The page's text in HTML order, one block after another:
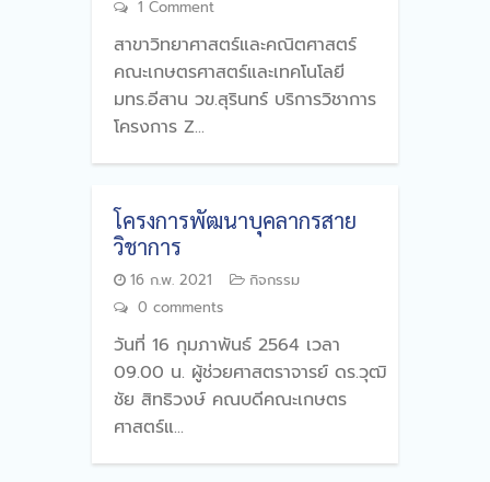
1 Comment
สาขาวิทยาศาสตร์และคณิตศาสตร์
คณะเกษตรศาสตร์และเทคโนโลยี
มทร.อีสาน วข.สุรินทร์ บริการวิชาการ
โครงการ Z...
โครงการพัฒนาบุคลากรสาย
วิชาการ
16 ก.พ. 2021
กิจกรรม
0 comments
วันที่ 16 กุมภาพันธ์ 2564 เวลา
09.00 น. ผู้ช่วยศาสตราจารย์ ดร.วุฒิ
ชัย สิทธิวงษ์ คณบดีคณะเกษตร
ศาสตร์แ...